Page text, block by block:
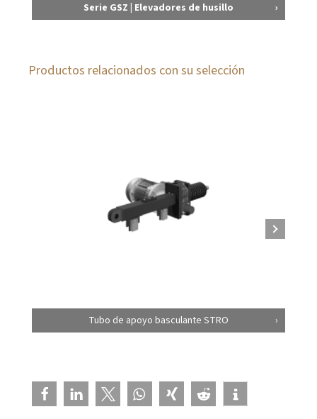
Serie GSZ | Elevadores de husillo
Productos relacionados con su selección
Tubo de apoyo basculante STRO